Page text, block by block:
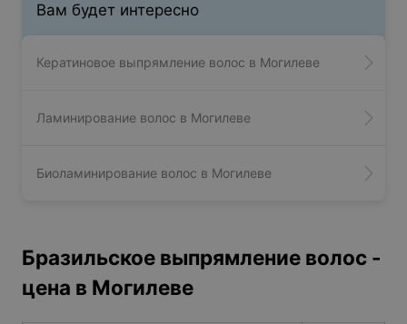
Вам будет интересно
Кератиновое выпрямление волос в Могилеве
Ламинирование волос в Могилеве
Биоламинирование волос в Могилеве
Бразильское выпрямление волос -
цена в Могилеве